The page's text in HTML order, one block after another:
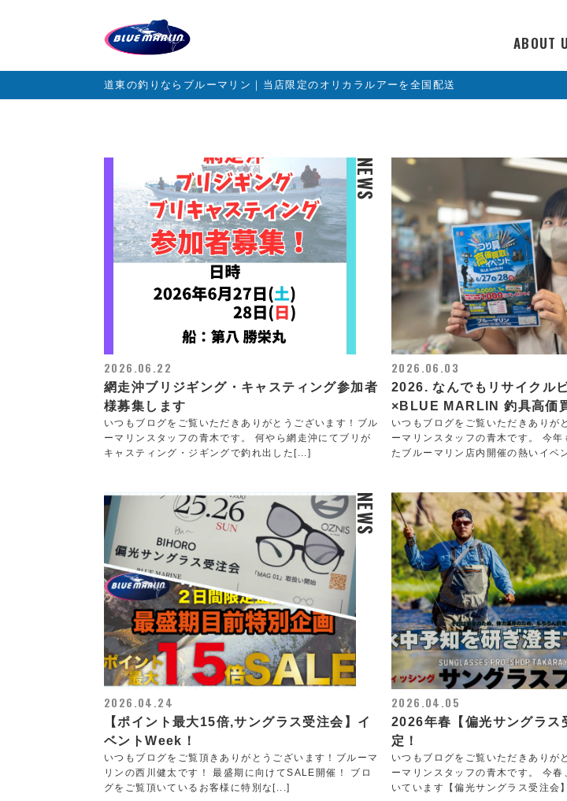
ABOUT
道東の釣りならブルーマリン｜当店限定のオリカラルアーを全国配送
NEWS
2026.06.22
網走沖ブリジギング・キャスティング参加者
様募集します
いつもブログをご覧いただきありがとうございます！ブル
ーマリンスタッフの青木です。 何やら網走沖にてブリが
キャスティング・ジギングで釣れ出した[...]
2026.06.03
2026. なんでもリサイクル
×BLUE MARLIN 釣具高価
いつもブログをご覧いただきありが
ーマリンスタッフの青木です。 今年
たブルーマリン店内開催の熱いイベ
NEWS
2026.04.24
【ポイント最大15倍,サングラス受注会】イ
ベントWeek！
いつもブログをご覧頂きありがとうございます！ブルーマ
リンの西川健太です！ 最盛期に向けてSALE開催！ ブロ
グをご覧頂いているお客様に特別な[...]
2026.04.05
2026年春【偏光サングラス
定！
いつもブログをご覧いただきありが
ーマリンスタッフの青木です。 今春
いています【偏光サングラス受注会